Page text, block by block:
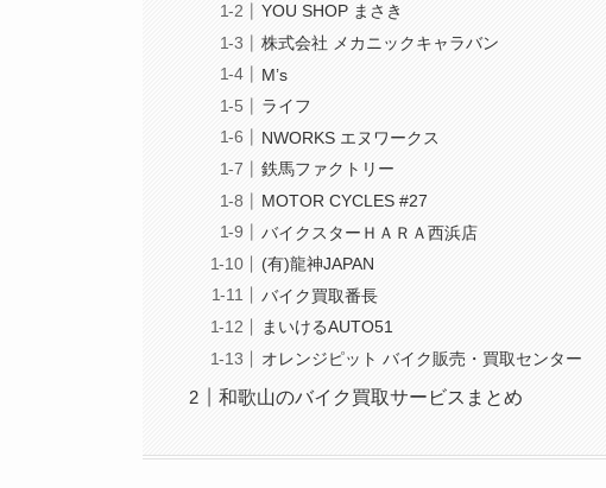
YOU SHOP まさき
株式会社 メカニックキャラバン
M’s
ライフ
NWORKS エヌワークス
鉄馬ファクトリー
MOTOR CYCLES #27
バイクスターＨＡＲＡ西浜店
(有)龍神JAPAN
バイク買取番長
まいけるAUTO51
オレンジピット バイク販売・買取センター
和歌山のバイク買取サービスまとめ